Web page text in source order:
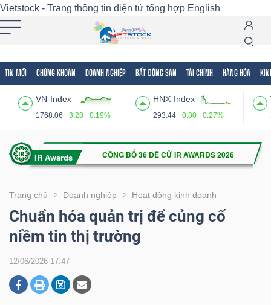
Vietstock - Trang thông tin điện tử tổng hợp English
TIN MỚI CHỨNG KHOÁN DOANH NGHIỆP BẤT ĐỘNG SẢN TÀI CHÍNH HÀNG HÓA
VN-Index
1768.06 3.28 0.19%
HNX-Index
293.44 0.80 0.27%
Trang chủ Doanh nghiệp Hoạt động kinh doanh
Chuẩn hóa quản trị để củng cố
niềm tin thị trường
12/06/2026 17:47
Tất cả Tính năng Ngành Mã chứng khoán
Tính
(-)
VIETSTOCK
CHỨNG